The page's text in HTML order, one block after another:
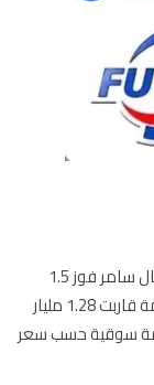
اشترت شركة أمان القابضة التي يملكها رجل الأعمال سامر فوز 1.5
مليون سهم من بنك سورية الدولي الإسلامي بقيمة قاربت 1.28 مليار
البنك لـ7.6% بقيمة سوقية حسب سعر